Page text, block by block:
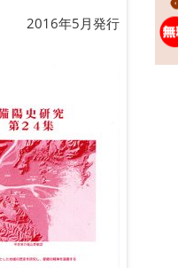
2016年5月発行